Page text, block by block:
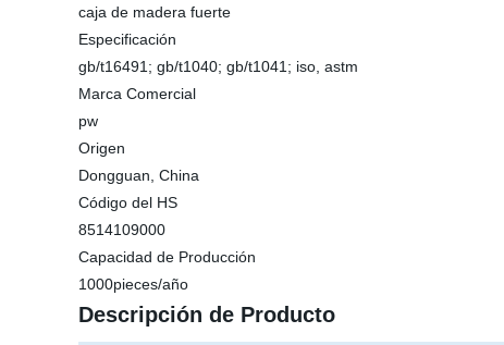
caja de madera fuerte
Especificación
gb/t16491; gb/t1040; gb/t1041; iso, astm
Marca Comercial
pw
Origen
Dongguan, China
Código del HS
8514109000
Capacidad de Producción
1000pieces/año
Descripción de Producto